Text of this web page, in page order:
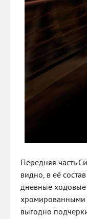
Передняя часть
видно, в её
дневные ходовые
хромированными
выгодно